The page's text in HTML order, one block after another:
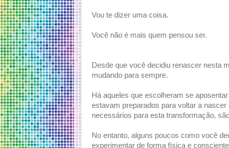
Vou te dizer uma coisa.
Você não é mais quem pensou ser.
Desde que você decidiu renascer nesta
mudando para sempre.
Há aqueles que escolheram se
estavam preparados para voltar a
necessários para esta transformação,
No entanto, alguns poucos como você
experimentar de forma física e